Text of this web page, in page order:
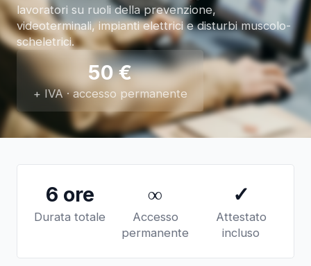
lavoratori su ruoli della prevenzione,
videoterminali, impianti elettrici e disturbi muscolo-
scheletrici.
50€
+ IVA · accesso permanente
6 ore
Durata totale
∞
Accesso
permanente
✓
Attestato
incluso